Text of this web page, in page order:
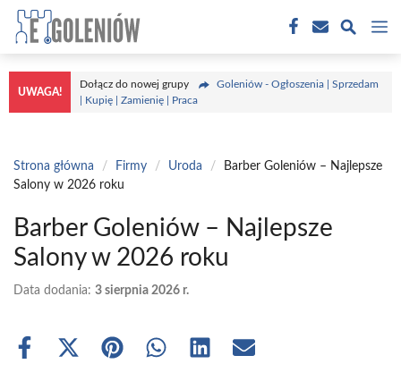
Przejdź
treści
UWAGA!
Dołącz do nowej grupy
Goleniów - Ogłoszenia | Sprzedam
| Kupię | Zamienię | Praca
Strona główna / Firmy / Uroda /
Barber Goleniów – Najlepsze
Salony w 2026 roku
Barber Goleniów – Najlepsze
Salony w 2026 roku
Data dodania: 3 sierpnia 2026 r.
Share
Share Share Share Share Share